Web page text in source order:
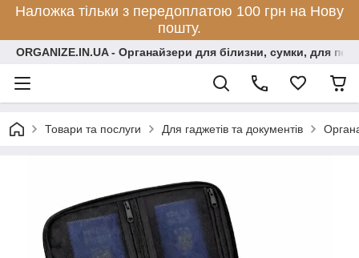
Наложка тільки з передоплатою 100 грн на Нову
пошту.
ORGANIZE.IN.UA - Органайзери для білизни, сумки, для
Товари та послуги Для гаджетів та документів